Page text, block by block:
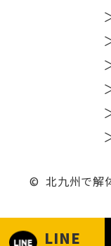
LINE
© 北九州で解